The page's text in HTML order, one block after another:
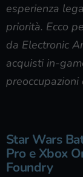
esperienza
priorità. Ecco
da Electronic
acquisti in-
preoccupazioni
Star Wars
Pro e Xbox
Foundry